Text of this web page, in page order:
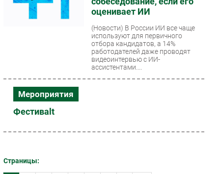
оценивает ИИ
(Новости) В России ИИ все чаще
используют для первичного
отбора кандидатов, а 14%
работодателей даже проводят
видеоинтервью с ИИ-
ассистентами....
Мероприятия
Фестивalt
Страницы: